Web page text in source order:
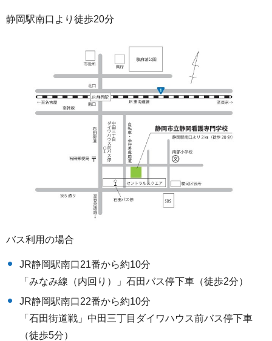
静岡駅南口より徒歩20分
バス利用の場合
JR静岡駅南口21番から約10分
「みなみ線（内回り）」石田バス停下車（徒歩2分）
JR静岡駅南口22番から約10分
「石田街道戦」中田三丁目ダイワハウス前バス停下車
（徒歩5分）